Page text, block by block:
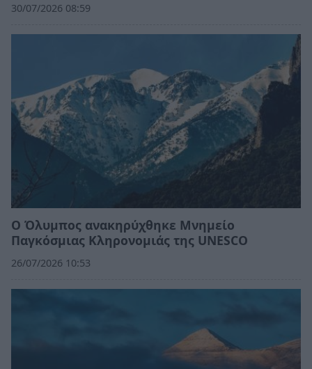
30/07/2026 08:59
Ο Όλυμπος ανακηρύχθηκε Μνημείο
Παγκόσμιας Κληρονομιάς της UNESCO
26/07/2026 10:53